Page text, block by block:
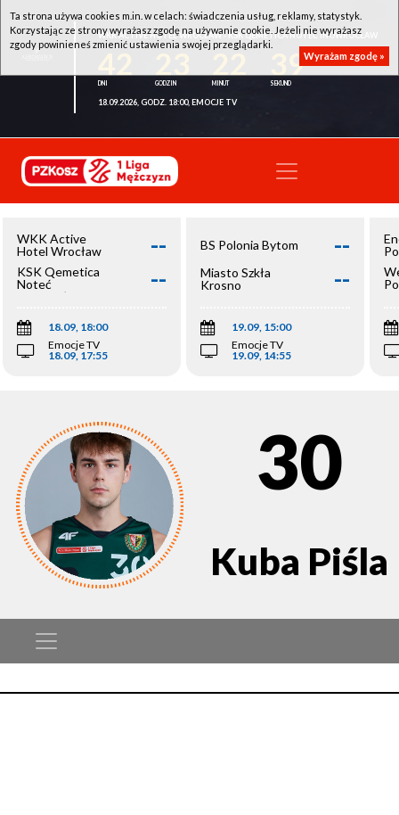
WKK ACTIVE HOTEL WROCŁAW - KSK QEMETICA NOTEĆ INOWROCŁAW
39
18.09.2026, GODZ. 18:00, EMOCJE TV
WKK Active
Hotel Wrocław
--
KSK Qemetica
Noteć
Inowrocław
--
18.09, 18:00
Emocje TV
18.09, 17:55
BS Polonia Bytom --
Miasto Szkła
Krosno
--
19.09, 15:00
Emocje TV
19.09, 14:55
30
Kuba Piśla
Ta strona używa cookies m.in. w celach: świadczenia usług, reklamy, statystyk.
Korzystając ze strony wyrażasz zgodę na używanie cookie. Jeżeli nie wyrażasz
zgody powinieneś zmienić ustawienia swojej przeglądarki.
Wyrażam zgodę »